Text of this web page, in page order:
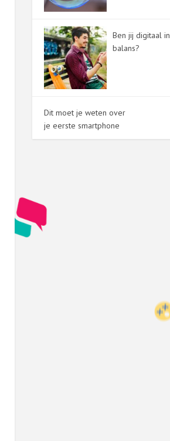
Ben jij digitaal in
balans?
Dit moet je weten over
je eerste smartphone